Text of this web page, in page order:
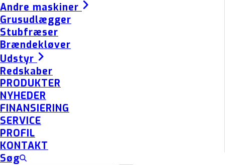
Andre maskiner
Grusudlægger
Stubfræser
Brændekløver
Udstyr
Redskaber
PRODUKTER
NYHEDER
FINANSIERING
SERVICE
PROFIL
KONTAKT
Søg